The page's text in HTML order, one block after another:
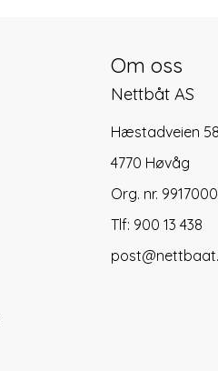
Om oss
Nettbåt AS
Hæstadveien 58
4770 Høvåg
Org. nr.
Tlf: 900 13 438